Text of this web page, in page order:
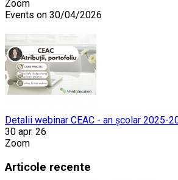
Zoom
Events on 30/04/2026
Detalii webinar CEAC - an școlar 2025-
30 apr. 26
Zoom
Articole recente